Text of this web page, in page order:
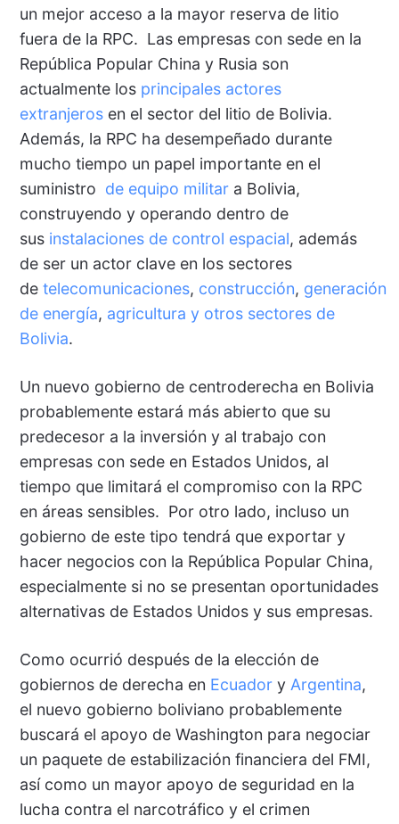
un mejor acceso a la mayor reserva de litio
fuera de la RPC. Las empresas con sede en la
República Popular China y Rusia son
actualmente los principales actores
extranjerosen el sector del litio de Bolivia.
Además, la RPC ha desempeñado durante
mucho tiempo un papel importante en el
suministro de equipo militara Bolivia,
construyendo y operando dentro de
sus instalaciones de control espacial, además
de ser un actor clave en los sectores
de telecomunicaciones, construcción, generación
de energía, agricultura y otros sectores de
Bolivia.
Un nuevo gobierno de centroderecha en Bolivia
probablemente estará más abierto que su
predecesor a la inversión y al trabajo con
empresas con sede en Estados Unidos, al
tiempo que limitará el compromiso con la RPC
en áreas sensibles. Por otro lado, incluso un
gobierno de este tipo tendrá que exportar y
hacer negocios con la República Popular China,
especialmente si no se presentan oportunidades
alternativas de Estados Unidos y sus empresas.
Como ocurrió después de la elección de
gobiernos de derecha en Ecuadory Argentina,
el nuevo gobierno boliviano probablemente
buscará el apoyo de Washington para negociar
un paquete de estabilización financiera del FMI,
así como un mayor apoyo de seguridad en la
lucha contra el narcotráfico y el crimen